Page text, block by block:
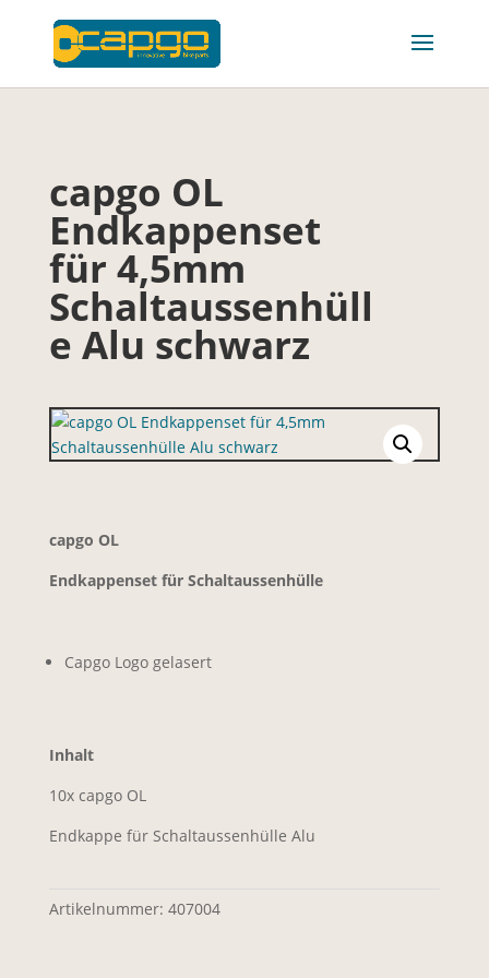
capgo OL
Endkappenset
für 4,5mm
Schaltaussenhüll
e Alu schwarz
capgo OL
Endkappenset für Schaltaussenhülle
Capgo Logo gelasert
Inhalt
10x capgo OL
Endkappe für Schaltaussenhülle Alu
Artikelnummer: 407004